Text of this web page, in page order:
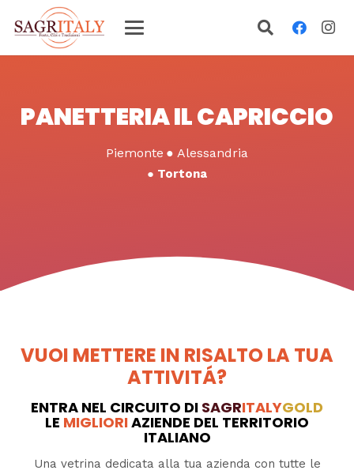
PANETTERIA IL CAPRICCIO
Piemonte ● Alessandria
● Tortona
VUOI METTERE IN RISALTO LA TUA
ATTIVITÁ?
ENTRA NEL CIRCUITO DI SAGRITALYGOLD
LE MIGLIORIAZIENDE DEL TERRITORIO
ITALIANO
Una vetrina dedicata alla tua azienda con tutte le